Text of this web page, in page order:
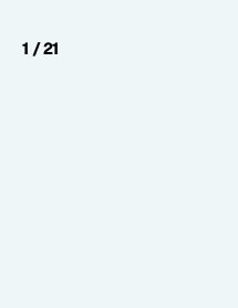
1 / 21